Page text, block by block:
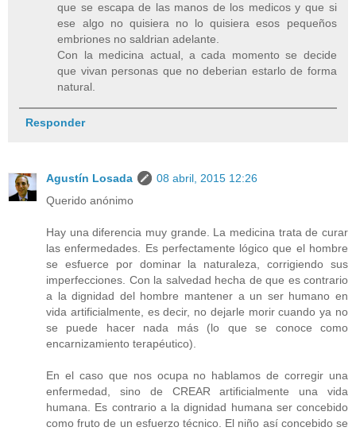
que se escapa de las manos de los medicos y que si
ese algo no quisiera no lo quisiera esos pequeños
embriones no saldrian adelante.
Con la medicina actual, a cada momento se decide
que vivan personas que no deberian estarlo de forma
natural.
Responder
Agustín Losada
08 abril, 2015 12:26
Querido anónimo
Hay una diferencia muy grande. La medicina trata de curar
las enfermedades. Es perfectamente lógico que el hombre
se esfuerce por dominar la naturaleza, corrigiendo sus
imperfecciones. Con la salvedad hecha de que es contrario
a la dignidad del hombre mantener a un ser humano en
vida artificialmente, es decir, no dejarle morir cuando ya no
se puede hacer nada más (lo que se conoce como
encarnizamiento terapéutico).
En el caso que nos ocupa no hablamos de corregir una
enfermedad, sino de CREAR artificialmente una vida
humana. Es contrario a la dignidad humana ser concebido
como fruto de un esfuerzo técnico. El niño así concebido se